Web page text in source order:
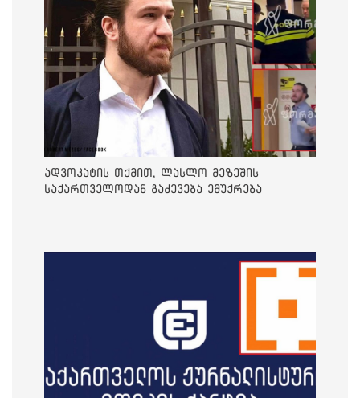
ადვოკატის თქმით, ლასლო მეზეშის
საქართველოდან გაძევება ემუქრება